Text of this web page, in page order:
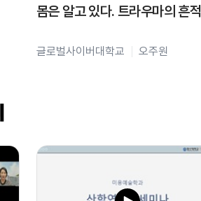
몸은 알고 있다. 트라우마의 흔적
글로벌사이버대학교 오주원